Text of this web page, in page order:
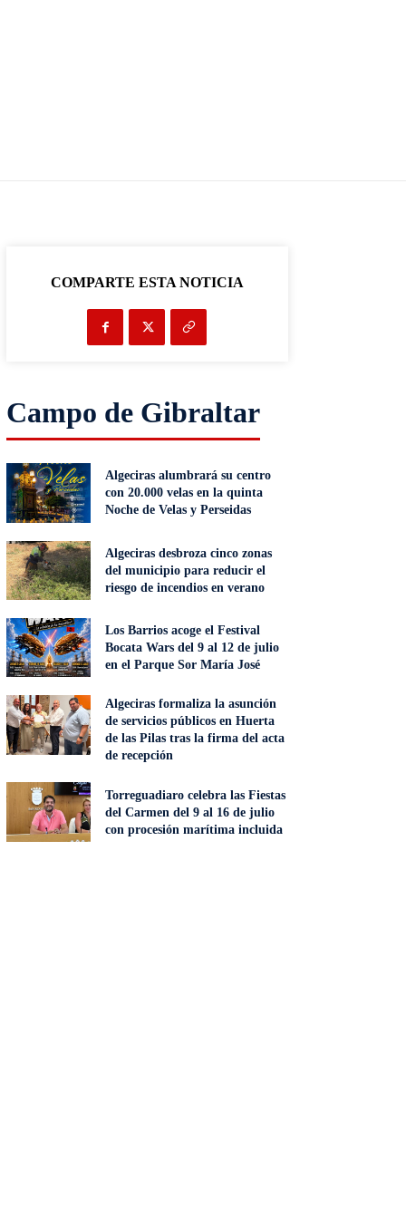
COMPARTE ESTA NOTICIA
Campo de Gibraltar
Algeciras alumbrará su centro
con 20.000 velas en la quinta
Noche de Velas y Perseidas
Algeciras desbroza cinco zonas
del municipio para reducir el
riesgo de incendios en verano
Los Barrios acoge el Festival
Bocata Wars del 9 al 12 de julio
en el Parque Sor María José
Algeciras formaliza la asunción
de servicios públicos en Huerta
de las Pilas tras la firma del acta
de recepción
Torreguadiaro celebra las Fiestas
del Carmen del 9 al 16 de julio
con procesión marítima incluida